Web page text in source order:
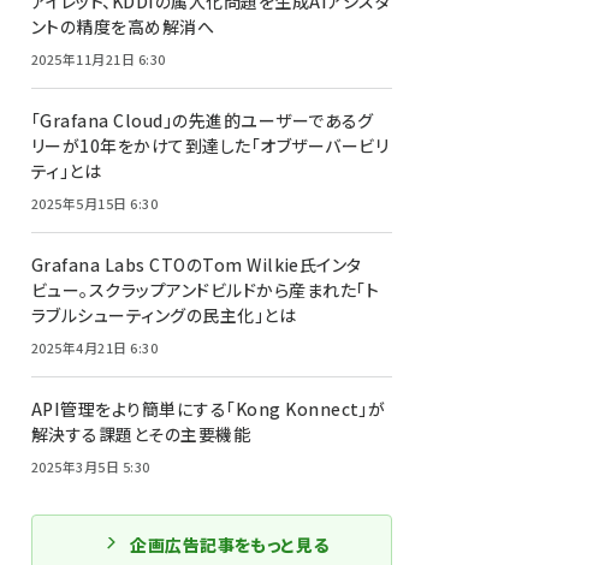
ントの精度を高め解消へ
2025年11月21日 6:30
「Grafana Cloud」の先進的ユーザーであるグ
リーが10年をかけて到達した「オブザーバービリ
ティ」とは
2025年5月15日 6:30
Grafana Labs CTOのTom Wilkie氏インタ
ビュー。スクラップアンドビルドから産まれた「ト
ラブルシューティングの民主化」とは
2025年4月21日 6:30
API管理をより簡単にする「Kong Konnect」が
解決する課題とその主要機能
2025年3月5日 5:30
企画広告記事をもっと見る